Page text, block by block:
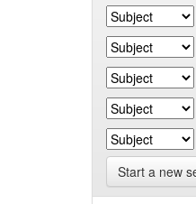
Start a new